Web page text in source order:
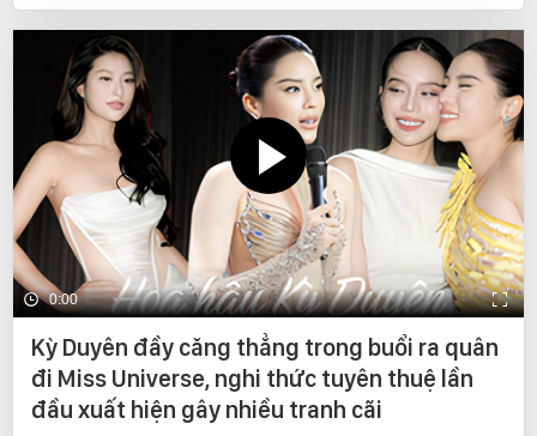
0:00
Kỳ Duyên đầy căng thẳng trong buổi ra quân
đi Miss Universe, nghi thức tuyên thuệ lần
đầu xuất hiện gây nhiều tranh cãi